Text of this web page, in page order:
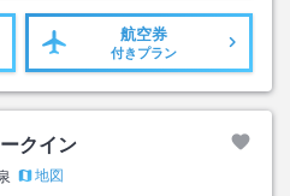
航空券
付きプラン
クイン
地図